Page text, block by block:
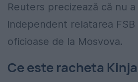
Reuters precizează că nu
independent relatarea FSB
oficioase de la Mosvova.
Ce este racheta